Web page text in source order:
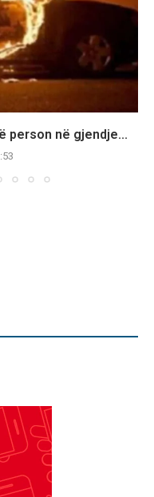
person në gjendje...